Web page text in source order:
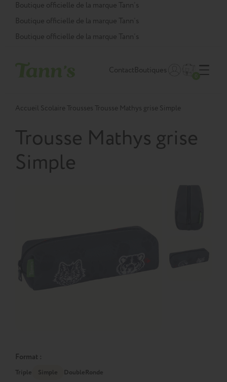
Panneau de gestion des cookies
Boutique officielle de la marque Tann’s
Boutique officielle de la marque Tann’s
Boutique officielle de la marque Tann’s
ContactBoutiques
Accueil Scolaire Trousses Trousse Mathys grise Simple
Trousse Mathys grise
Simple
Format :
Triple Simple DoubleRonde